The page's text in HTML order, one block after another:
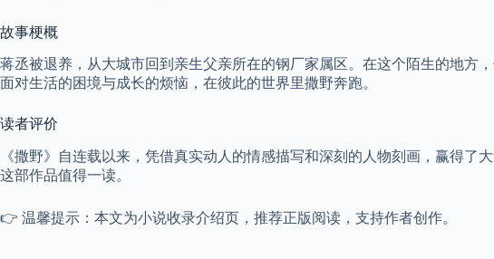
故事梗概
蒋丞被退养，从大城市回到亲生父亲所在的钢厂家属区。在这个陌生的地
面对生活的困境与成长的烦恼，在彼此的世界里撒野奔跑。
读者评价
《撒野》自连载以来，凭借真实动人的情感描写和深刻的人物刻画，赢得了
这部作品值得一读。
👉 温馨提示：本文为小说收录介绍页，推荐正版阅读，支持作者创作。